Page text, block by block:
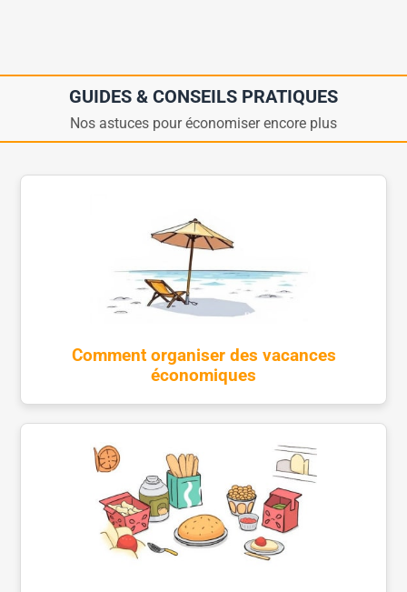
GUIDES & CONSEILS PRATIQUES
Nos astuces pour économiser encore plus
Comment organiser des vacances
économiques